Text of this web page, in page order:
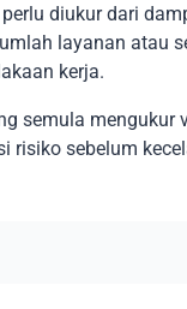
diukur dari
layanan atau
kerja.
semula mengukur
risiko sebelum